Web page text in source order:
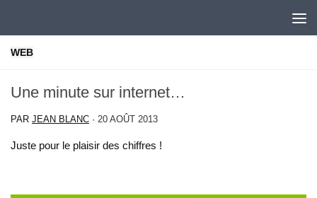
WEB
Une minute sur internet…
PAR JEAN BLANC · 20 AOÛT 2013
Juste pour le plaisir des chiffres !